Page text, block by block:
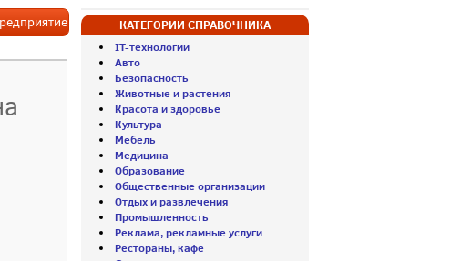
КАТЕГОРИИ СПРАВОЧНИКА
IT-технологии
Авто
Безопасность
Животные и растения
Красота и здоровье
Культура
Мебель
Медицина
Образование
Общественные организации
Отдых и развлечения
Промышленность
Реклама, рекламные услуги
Рестораны, кафе